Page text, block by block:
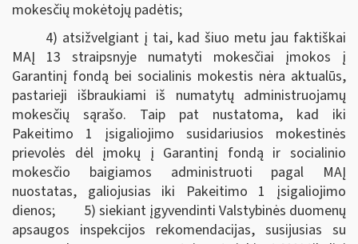
mokesčių mokėtojų padėtis;
4) atsižvelgiant į tai, kad šiuo metu jau faktiškai
MAĮ 13 straipsnyje numatyti mokesčiai įmokos į
Garantinį fondą bei socialinis mokestis nėra aktualūs,
pastarieji išbraukiami iš numatytų administruojamų
mokesčių sąrašo. Taip pat nustatoma, kad iki
Pakeitimo 1 įsigaliojimo susidariusios mokestinės
prievolės dėl įmokų į Garantinį fondą ir socialinio
mokesčio baigiamos administruoti pagal MAĮ
nuostatas, galiojusias iki Pakeitimo 1 įsigaliojimo
dienos; 5) siekiant įgyvendinti Valstybinės duomenų
apsaugos inspekcijos rekomendacijas, susijusias su